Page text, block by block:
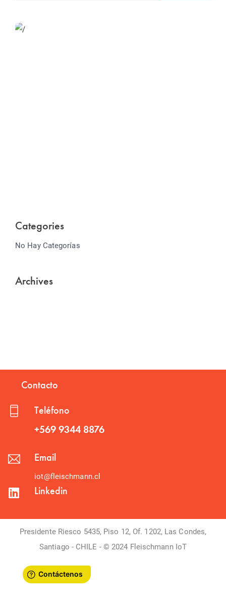
Categories
No Hay Categorías
Archives
Contacto
Teléfono
+569 9344 8876
Email
iot@fleischmann.cl
Linkedin
Presidente Riesco 5435, Piso 12, Of. 1202, Las Condes,
Santiago - CHILE - © 2024 Fleischmann IoT